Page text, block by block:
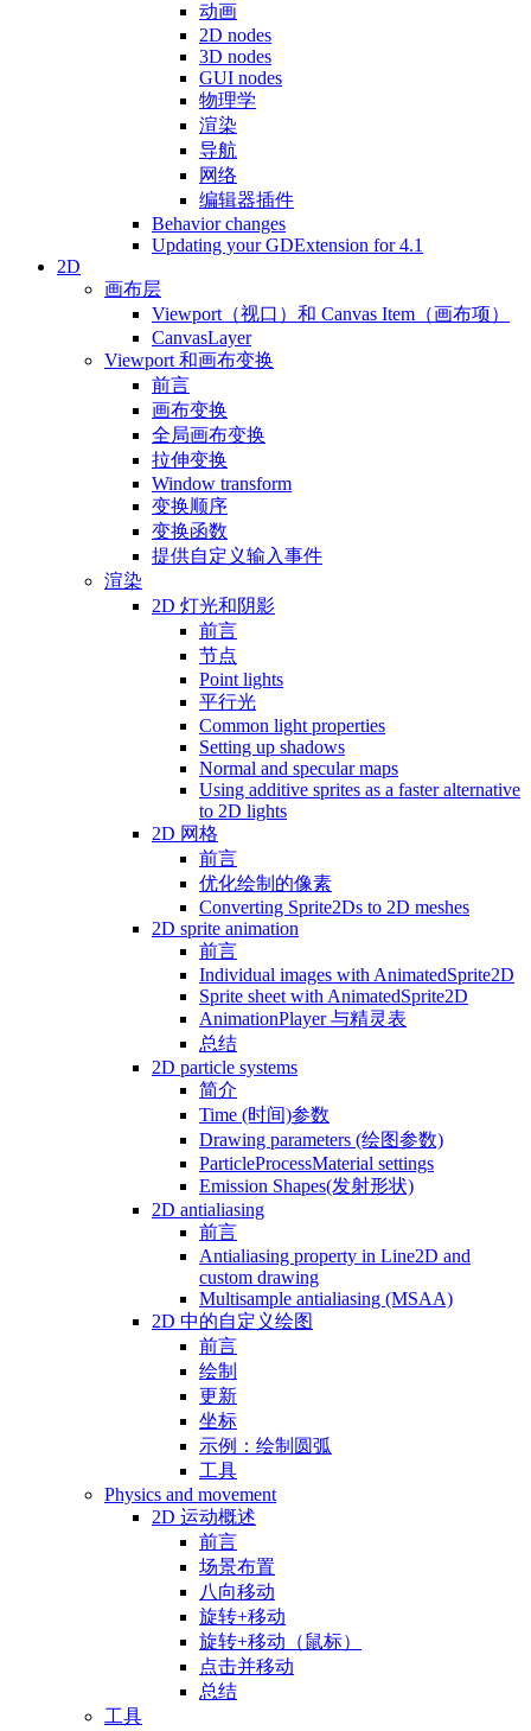
动画
2D nodes
3D nodes
GUI nodes
物理学
渲染
导航
网络
编辑器插件
Behavior changes
Updating your GDExtension for 4.1
2D
画布层
Viewport（视口）和 Canvas Item（画布项）
CanvasLayer
Viewport 和画布变换
前言
画布变换
全局画布变换
拉伸变换
Window transform
变换顺序
变换函数
提供自定义输入事件
渲染
2D 灯光和阴影
前言
节点
Point lights
平行光
Common light properties
Setting up shadows
Normal and specular maps
Using additive sprites as a faster alternative
to 2D lights
2D 网格
前言
优化绘制的像素
Converting Sprite2Ds to 2D meshes
2D sprite animation
前言
Individual images with AnimatedSprite2D
Sprite sheet with AnimatedSprite2D
AnimationPlayer 与精灵表
总结
2D particle systems
简介
Time (时间)参数
Drawing parameters (绘图参数)
ParticleProcessMaterial settings
Emission Shapes(发射形状)
2D antialiasing
前言
Antialiasing property in Line2D and
custom drawing
Multisample antialiasing (MSAA)
2D 中的自定义绘图
前言
绘制
更新
坐标
示例：绘制圆弧
工具
Physics and movement
2D 运动概述
前言
场景布置
八向移动
旋转+移动
旋转+移动（鼠标）
点击并移动
总结
工具